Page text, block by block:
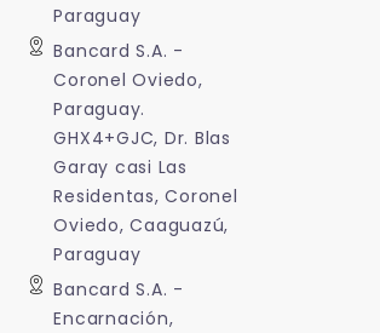
Paraguay
Bancard S.A. -
Coronel Oviedo,
Paraguay.
GHX4+GJC, Dr. Blas
Garay casi Las
Residentas, Coronel
Oviedo, Caaguazú,
Paraguay
Bancard S.A. -
Encarnación,